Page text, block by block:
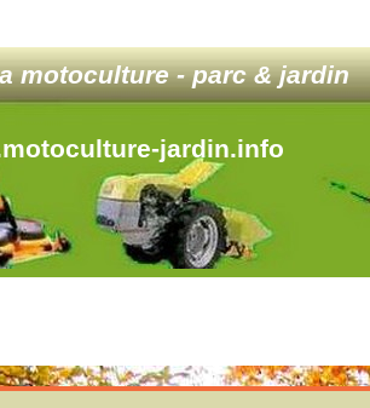
motoculture - parc & jardin
jardin.info